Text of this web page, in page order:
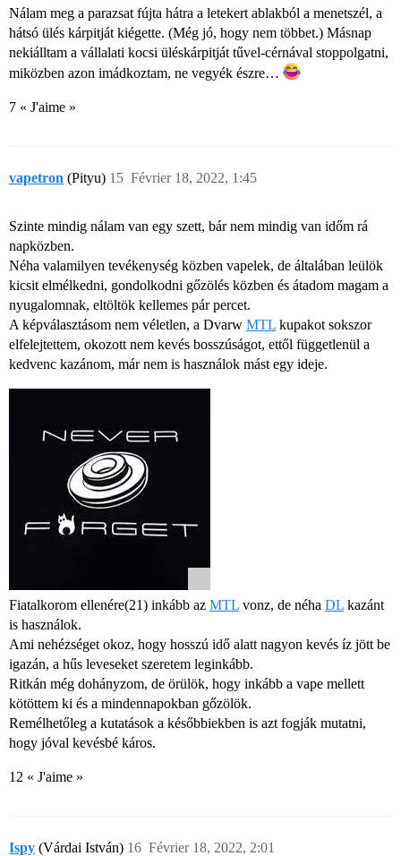
Nálam meg a parazsat fújta hátra a letekert ablakból a menetszél, a
hátsó ülés kárpitját kiégette. (Még jó, hogy nem többet.) Másnap
nekiálltam a vállalati kocsi üléskárpitját tűvel-cérnával stoppolgatni,
miközben azon imádkoztam, ne vegyék észre…
7 « J'aime »
vapetron (Pityu) Février 18, 2022, 1:45
15
Szinte mindig nálam van egy szett, bár nem mindig van időm rá
napközben.
Néha valamilyen tevékenység közben vapelek, de általában leülök
kicsit elmélkedni, gondolkodni gőzölés közben és átadom magam a
nyugalomnak, eltöltök kellemes pár percet.
A képválasztásom nem véletlen, a Dvarw MTL kupakot sokszor
elfelejtettem, okozott nem kevés bosszúságot, ettől függetlenül a
kedvenc kazánom, már nem is használok mást egy ideje.
Fiatalkorom ellenére(21) inkább az MTL vonz, de néha DL kazánt
is használok.
Ami nehézséget okoz, hogy hosszú idő alatt nagyon kevés íz jött be
igazán, a hűs leveseket szeretem leginkább.
Ritkán még dohányzom, de örülök, hogy inkább a vape mellett
kötöttem ki és a mindennapokban gőzölök.
Remélhetőleg a kutatások a későbbiekben is azt fogják mutatni,
hogy jóval kevésbé káros.
12 « J'aime »
Ispy (Várdai István) Février 18, 2022, 2:01
16